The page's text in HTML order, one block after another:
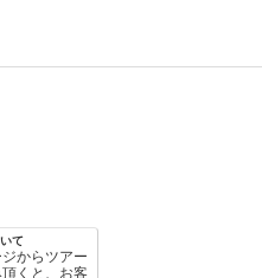
て
からツアー
くと、お客